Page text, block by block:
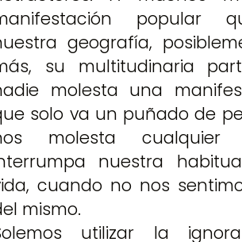
popular
geografía,
su multitudinaria
molesta una
solo va un puñado de
molesta
nuestra
cuando no nos
mismo.
utilizar la